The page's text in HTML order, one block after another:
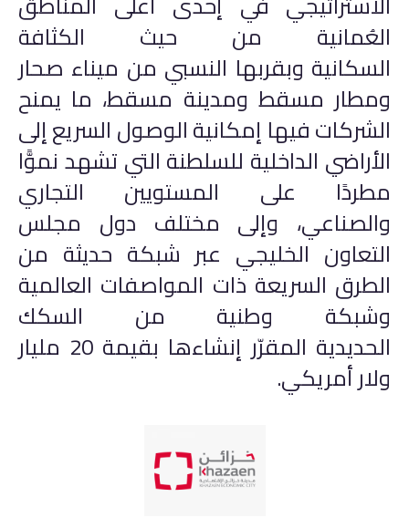
العُمانية من حيث الكثافة
السكانية وبقربها النسبي من ميناء صحار
ومطار مسقط ومدينة مسقط، ما يمنح
الشركات فيها إمكانية الوصول السريع إلى
الأراضي الداخلية للسلطنة التي تشهد نموًّا
مطردًا على المستويين التجاري
والصناعي، وإلى مختلف دول مجلس
التعاون الخليجي عبر شبكة حديثة من
الطرق السريعة ذات المواصفات العالمية
وشبكة وطنية من السكك
الحديدية المقرّر إنشاءها بقيمة 20 مليار
ولار أمريكي.